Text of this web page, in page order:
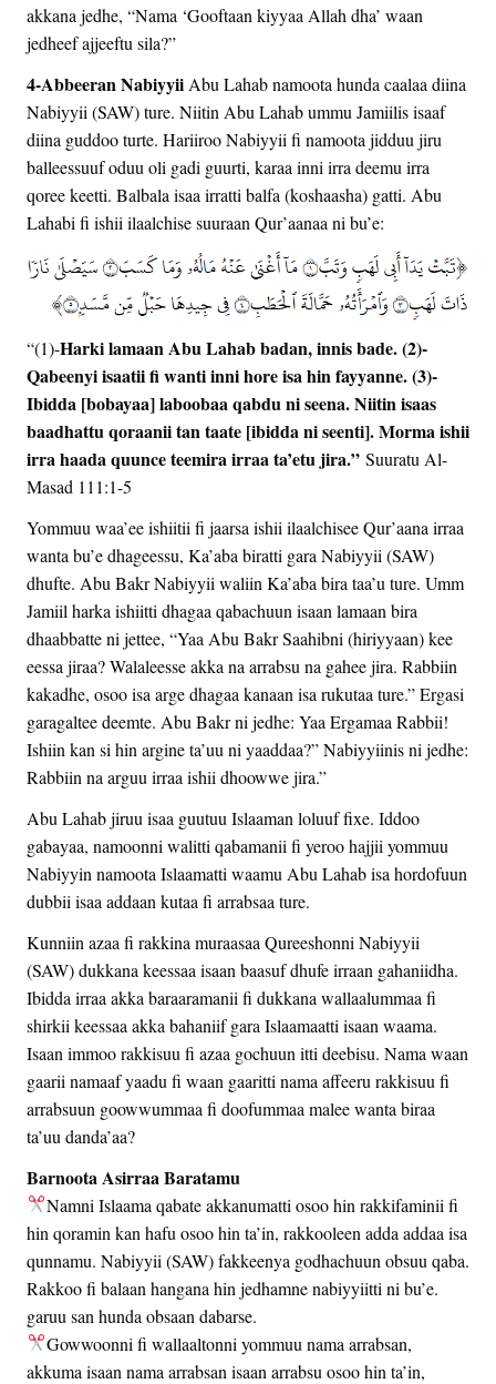
akkana jedhe, “Nama ‘Gooftaan kiyyaa Allah dha’ waan
jedheef ajjeeftu sila?”
4-Abbeeran Nabiyyii Abu Lahab namoota hunda caalaa diina
Nabiyyii (SAW) ture. Niitin Abu Lahab ummu Jamiilis isaaf
diina guddoo turte. Hariiroo Nabiyyii fi namoota jidduu jiru
balleessuuf oduu oli gadi guurti, karaa inni irra deemu irra
qoree keetti. Balbala isaa irratti balfa (koshaasha) gatti. Abu
Lahabi fi ishii ilaalchise suuraan Qur’aanaa ni bu’e:
“(1)-Harki lamaan Abu Lahab badan, innis bade. (2)-
Qabeenyi isaatii fi wanti inni hore isa hin fayyanne. (3)-
Ibidda [bobayaa] laboobaa qabdu ni seena. Niitin isaas
baadhattu qoraanii tan taate [ibidda ni seenti]. Morma ishii
irra haada quunce teemira irraa ta’etu jira.” Suuratu Al-
Masad 111:1-5
Yommuu waa’ee ishiitii fi jaarsa ishii ilaalchisee Qur’aana irraa
wanta bu’e dhageessu, Ka’aba biratti gara Nabiyyii (SAW)
dhufte. Abu Bakr Nabiyyii waliin Ka’aba bira taa’u ture. Umm
Jamiil harka ishiitti dhagaa qabachuun isaan lamaan bira
dhaabbatte ni jettee, “Yaa Abu Bakr Saahibni (hiriyyaan) kee
eessa jiraa? Walaleesse akka na arrabsu na gahee jira. Rabbiin
kakadhe, osoo isa arge dhagaa kanaan isa rukutaa ture.” Ergasi
garagaltee deemte. Abu Bakr ni jedhe: Yaa Ergamaa Rabbii!
Ishiin kan si hin argine ta’uu ni yaaddaa?” Nabiyyiinis ni jedhe:
Rabbiin na arguu irraa ishii dhoowwe jira.”
Abu Lahab jiruu isaa guutuu Islaaman loluuf fixe. Iddoo
gabayaa, namoonni walitti qabamanii fi yeroo hajjii yommuu
Nabiyyin namoota Islaamatti waamu Abu Lahab isa hordofuun
dubbii isaa addaan kutaa fi arrabsaa ture.
Kunniin azaa fi rakkina muraasaa Qureeshonni Nabiyyii
(SAW) dukkana keessaa isaan baasuf dhufe irraan gahaniidha.
Ibidda irraa akka baraaramanii fi dukkana wallaalummaa fi
shirkii keessaa akka bahaniif gara Islaamaatti isaan waama.
Isaan immoo rakkisuu fi azaa gochuun itti deebisu. Nama waan
gaarii namaaf yaadu fi waan gaaritti nama affeeru rakkisuu fi
arrabsuun goowwummaa fi doofummaa malee wanta biraa
ta’uu danda’aa?
Barnoota Asirraa Baratamu
Namni Islaama qabate akkanumatti osoo hin rakkifaminii fi
hin qoramin kan hafu osoo hin ta’in, rakkooleen adda addaa isa
qunnamu. Nabiyyii (SAW) fakkeenya godhachuun obsuu qaba.
Rakkoo fi balaan hangana hin jedhamne nabiyyiitti ni bu’e.
garuu san hunda obsaan dabarse.
Gowwoonni fi wallaaltonni yommuu nama arrabsan,
akkuma isaan nama arrabsan isaan arrabsu osoo hin ta’in,